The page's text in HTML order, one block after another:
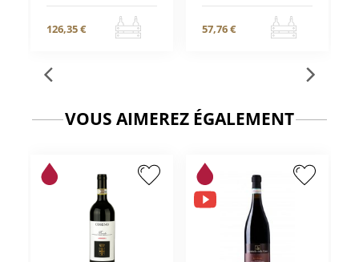
126,35 € 57,76 €
VOUS AIMEREZ ÉGALEMENT